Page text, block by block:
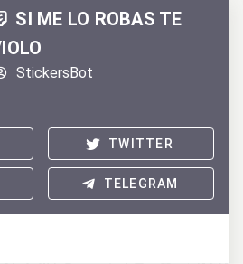
SI ME LO ROBAS TE
StickersBot
TWITTER
TELEGRAM